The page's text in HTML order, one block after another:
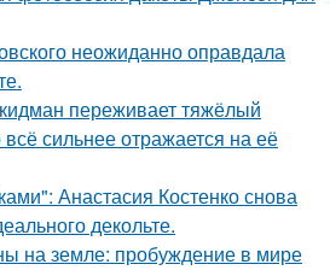
неожиданно оправдала
переживает тяжёлый
сильнее отражается на её
Анастасия Костенко снова
декольте.
на земле: пробуждение в мире